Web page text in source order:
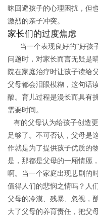
昧回避孩子的心理困扰，但
激烈的亲子冲突。
家长们的过度焦虑
当一个表现良好的“好孩
问题时，对家长而言无疑是
院在家庭治疗时让孩子读给
父母都会泪眼模糊，这句话
酸。育儿过程是漫长而具有
需要时间。
有的父母认为给孩子创造
足够了。不可否认，父母是
作就是为了提供孩子优质的
是，那都是父母的一厢情愿
啊。当一个家庭出现悲剧的
值得人们的悲悯之情吗？人
父母的冷漠、残暴、忽视，
大了父母的养育责任，把父